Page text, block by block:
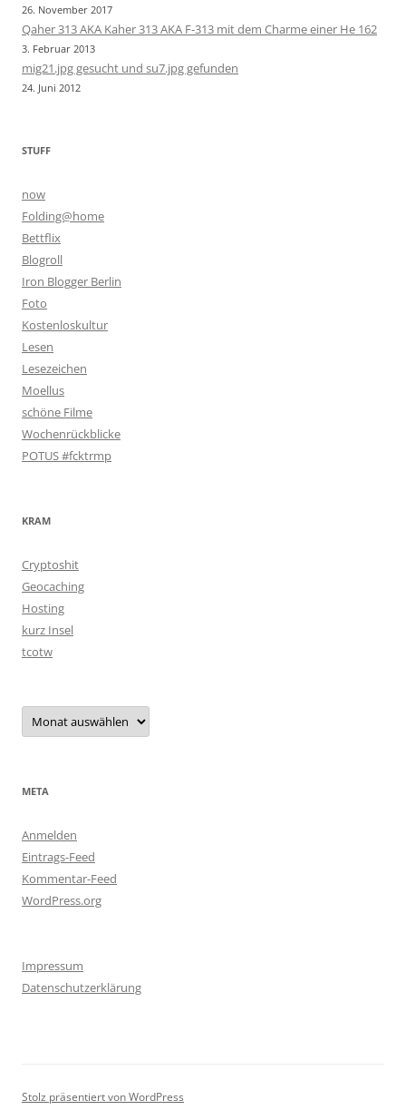
26. November 2017
Qaher 313 AKA Kaher 313 AKA F-313 mit dem Charme einer He 162
3. Februar 2013
mig21.jpg gesucht und su7.jpg gefunden
24. Juni 2012
STUFF
now
Folding@home
Bettflix
Blogroll
Iron Blogger Berlin
Foto
Kostenloskultur
Lesen
Lesezeichen
Moellus
schöne Filme
Wochenrückblicke
POTUS #fcktrmp
KRAM
Cryptoshit
Geocaching
Hosting
kurz Insel
tcotw
Archiv
META
Anmelden
Eintrags-Feed
Kommentar-Feed
WordPress.org
Impressum
Datenschutzerklärung
Stolz präsentiert von WordPress